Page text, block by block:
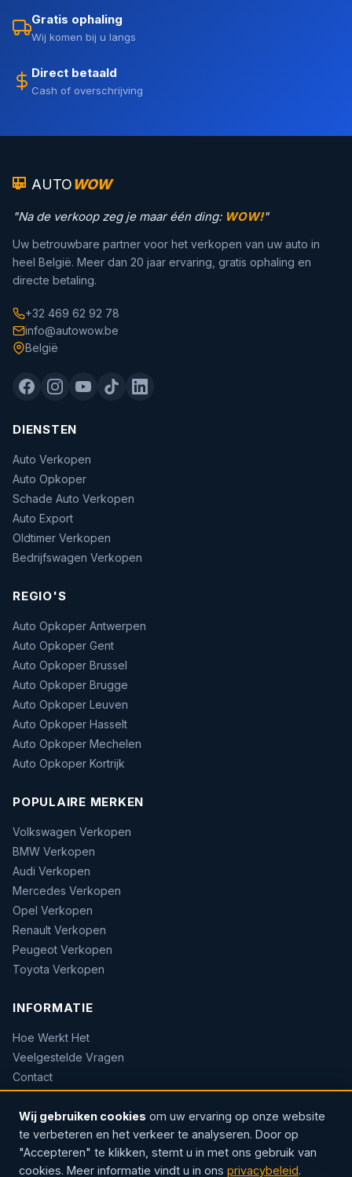
Gratis ophaling
Wij komen bij u langs
Direct betaald
Cash of overschrijving
AUTOWOW
"Na de verkoop zeg je maar één ding: WOW!"
Uw betrouwbare partner voor het verkopen van uw auto in
heel België. Meer dan 20 jaar ervaring, gratis ophaling en
directe betaling.
+32 469 62 92 78
info@autowow.be
België
DIENSTEN
Auto Verkopen
Auto Opkoper
Schade Auto Verkopen
Auto Export
Oldtimer Verkopen
Bedrijfswagen Verkopen
REGIO'S
Auto Opkoper Antwerpen
Auto Opkoper Gent
Auto Opkoper Brussel
Auto Opkoper Brugge
Auto Opkoper Leuven
Auto Opkoper Hasselt
Auto Opkoper Mechelen
Auto Opkoper Kortrijk
POPULAIRE MERKEN
Volkswagen Verkopen
BMW Verkopen
Audi Verkopen
Mercedes Verkopen
Opel Verkopen
Renault Verkopen
Peugeot Verkopen
Toyota Verkopen
INFORMATIE
Hoe Werkt Het
Veelgestelde Vragen
Contact
© 2026 AUTOWOW — Erkend handelaar · Sinds 2004 · Rozenlaan
Wij gebruiken cookies om uw ervaring op onze website
te verbeteren en het verkeer te analyseren. Door op
"Accepteren" te klikken, stemt u in met ons gebruik van
cookies. Meer informatie vindt u in ons privacybeleid.